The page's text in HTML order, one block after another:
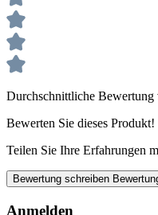
Durchschnittliche Bewertung
Bewerten Sie dieses Produkt!
Teilen Sie Ihre Erfahrungen
Bewertung schreiben
Anmelden